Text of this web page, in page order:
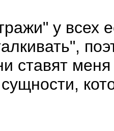
у всех
ставят
сущности,